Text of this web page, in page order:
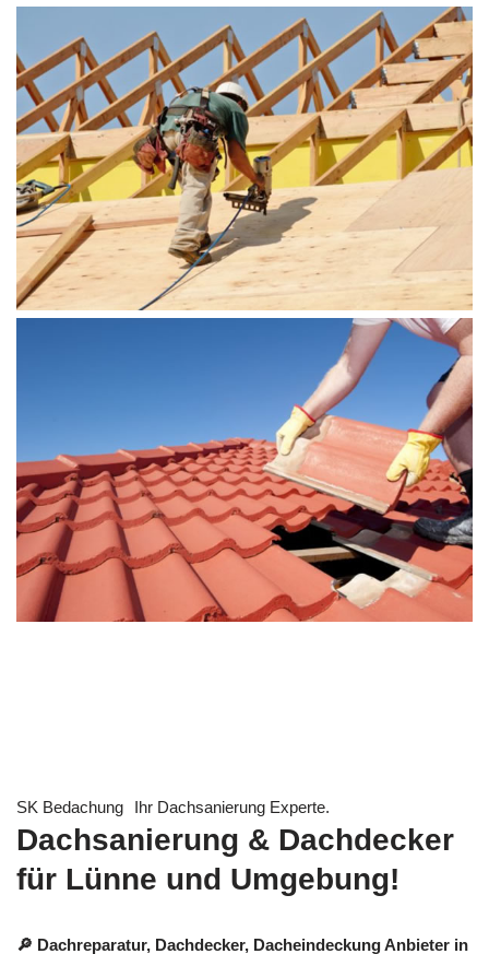
SK Bedachung Ihr Dachsanierung Experte.
Dachsanierung & Dachdecker
für Lünne und Umgebung!
🔎 Dachreparatur, Dachdecker, Dacheindeckung Anbieter in